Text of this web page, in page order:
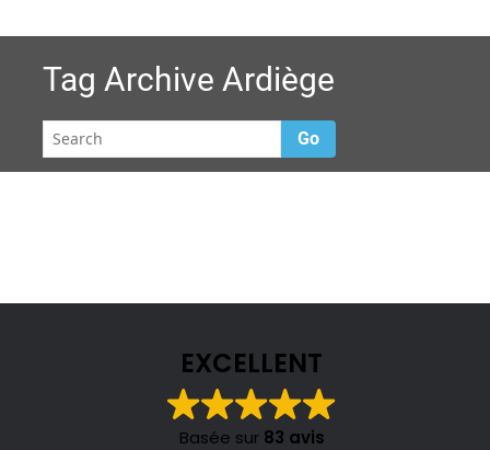
Tag Archive Ardiège
Go
EXCELLENT
Basée sur 83 avis